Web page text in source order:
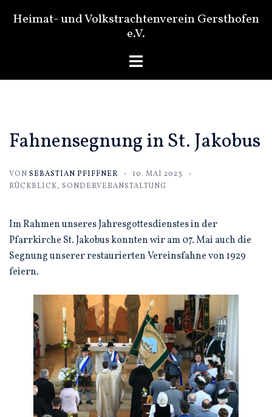
InhaltHeimat- und Volkstrachtenverein Gersthofen
e.V.
Menü
Fahnensegnung in St. Jakobus
VON SEBASTIAN PFIFFNER
10. MAI 2023
RÜCKBLICK, SONDERVERANSTALTUNG
Im Rahmen unseres Jahresgottesdienstes in der
Pfarrkirche St. Jakobus konnten wir am 07. Mai auch die
Segnung unserer restaurierten Vereinsfahne von 1929
feiern.